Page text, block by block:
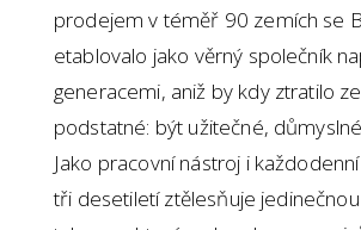
prodejem v téměř 90 zemích se
etablovalo jako věrný společník
generacemi, aniž by kdy ztratilo
podstatné: být užitečné,
Jako pracovní nástroj i
tři desetiletí ztělesňuje